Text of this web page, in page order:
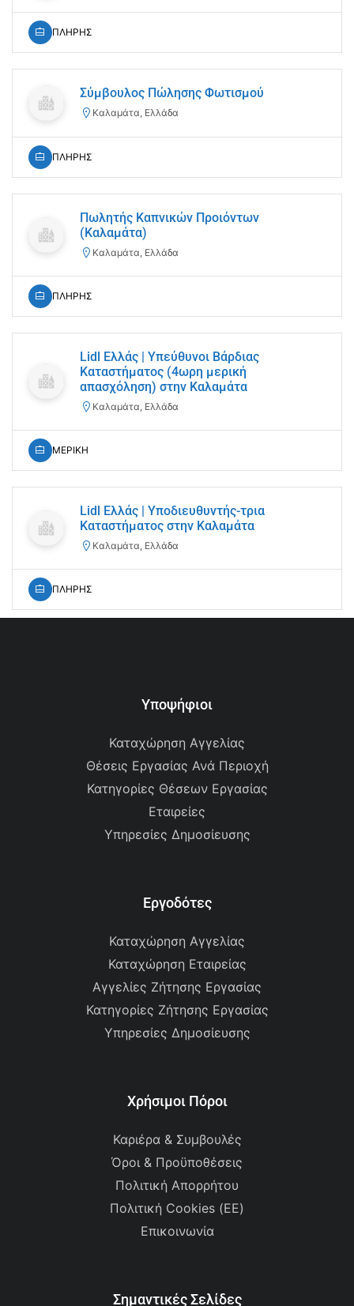
ΠΛΗΡΗΣ
Σύμβουλος Πώλησης Φωτισμού
Καλαμάτα, Ελλάδα
ΠΛΗΡΗΣ
Πωλητής Καπνικών Προιόντων
(Καλαμάτα)
Καλαμάτα, Ελλάδα
ΠΛΗΡΗΣ
Lidl Ελλάς | Υπεύθυνοι Βάρδιας
Καταστήματος (4ωρη μερική
απασχόληση) στην Καλαμάτα
Καλαμάτα, Ελλάδα
ΜΕΡΙΚΗ
Lidl Ελλάς | Υποδιευθυντής-τρια
Καταστήματος στην Καλαμάτα
Καλαμάτα, Ελλάδα
ΠΛΗΡΗΣ
Υποψήφιοι
Καταχώρηση Αγγελίας
Θέσεις Εργασίας Ανά Περιοχή
Κατηγορίες Θέσεων Εργασίας
Εταιρείες
Υπηρεσίες Δημοσίευσης
Εργοδότες
Καταχώρηση Αγγελίας
Καταχώρηση Εταιρείας
Αγγελίες Ζήτησης Εργασίας
Κατηγορίες Ζήτησης Εργασίας
Υπηρεσίες Δημοσίευσης
Χρήσιμοι Πόροι
Καριέρα & Συμβουλές
Όροι & Προϋποθέσεις
Πολιτική Απορρήτου
Πολιτική Cookies (ΕΕ)
Επικοινωνία
Σημαντικές Σελίδες